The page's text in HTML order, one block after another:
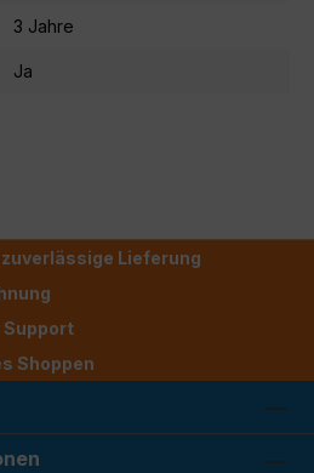
3 Jahre
Ja
Lieferung
Shoppen